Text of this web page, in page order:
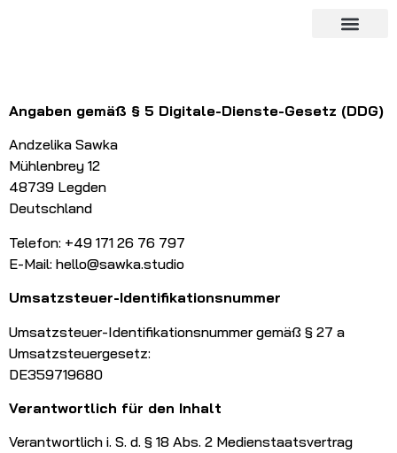
Angaben gemäß § 5 Digitale-Dienste-Gesetz (DDG)
Andzelika Sawka
Mühlenbrey 12
48739 Legden
Deutschland
Telefon: +49 171 26 76 797
E-Mail: hello@sawka.studio
Umsatzsteuer-Identifikationsnummer
Umsatzsteuer-Identifikationsnummer gemäß § 27 a
Umsatzsteuergesetz:
DE359719680
Verantwortlich für den Inhalt
Verantwortlich i. S. d. § 18 Abs. 2 Medienstaatsvertrag